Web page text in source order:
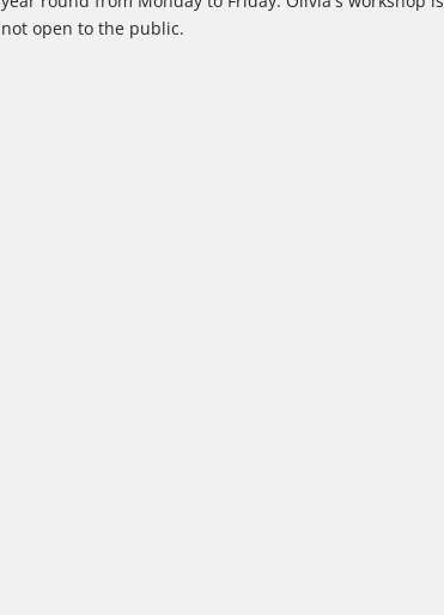
not open to the public.